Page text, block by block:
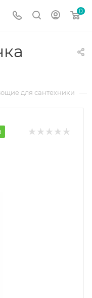
0
для сантехники —